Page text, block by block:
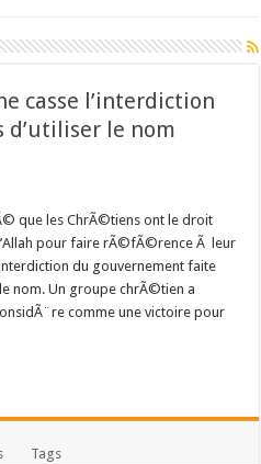
casse l’interdiction
le nom
que les ChrÃ©tiens ont le droit
pour faire rÃ©fÃ©rence Ã leur
du gouvernement faite
nom. Un groupe chrÃ©tien a
comme une victoire pour
Tags